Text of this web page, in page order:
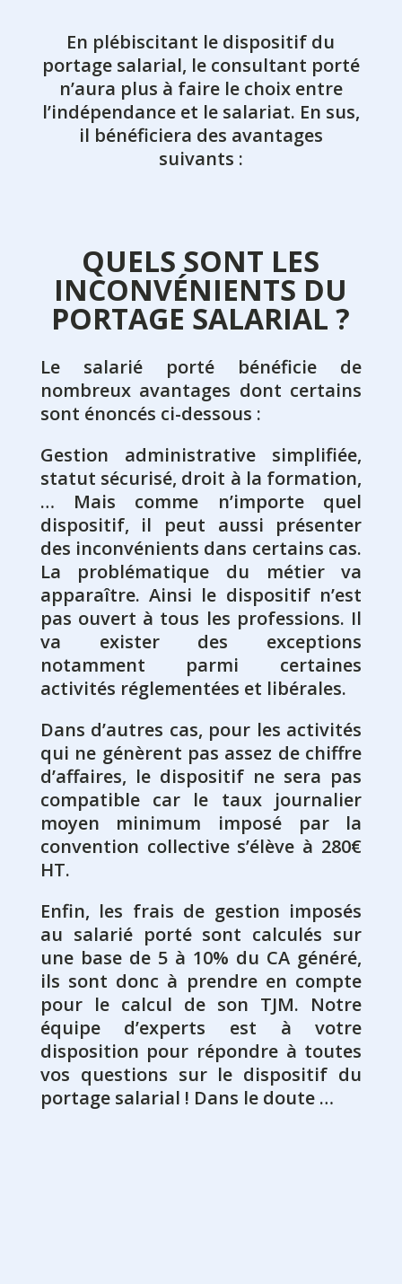
En plébiscitant le dispositif du
portage salarial, le consultant porté
n’aura plus à faire le choix entre
l’indépendance et le salariat. En sus,
il bénéficiera des avantages
suivants :
QUELS SONT LES
INCONVÉNIENTS DU
PORTAGE SALARIAL ?
Le salarié porté bénéficie de
nombreux avantages dont certains
sont énoncés ci-dessous :
Gestion administrative simplifiée,
statut sécurisé, droit à la formation,
… Mais comme n’importe quel
dispositif, il peut aussi présenter
des inconvénients dans certains cas.
La problématique du métier va
apparaître. Ainsi le dispositif n’est
pas ouvert à tous les professions. Il
va exister des exceptions
notamment parmi certaines
activités réglementées et libérales.
Dans d’autres cas, pour les activités
qui ne génèrent pas assez de chiffre
d’affaires, le dispositif ne sera pas
compatible car le taux journalier
moyen minimum imposé par la
convention collective s’élève à 280€
HT.
Enfin, les frais de gestion imposés
au salarié porté sont calculés sur
une base de 5 à 10% du CA généré,
ils sont donc à prendre en compte
pour le calcul de son TJM. Notre
équipe d’experts est à votre
disposition pour répondre à toutes
vos questions sur le dispositif du
portage salarial ! Dans le doute …